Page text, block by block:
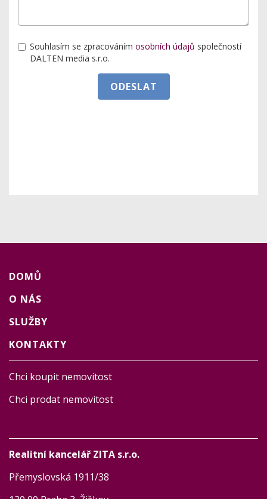
Souhlasím se zpracováním osobních údajů společností
DALTEN media s.r.o.
ODESLAT
DOMŮ
O NÁS
SLUŽBY
KONTAKTY
Chci koupit nemovitost
Chci prodat nemovitost
Realitní kancelář ZITA s.r.o.
Přemyslovská 1911/38